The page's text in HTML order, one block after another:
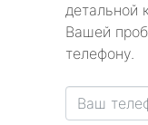
детальной
Вашей
телефону.